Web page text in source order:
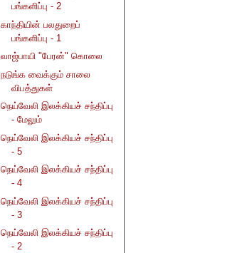
பங்களிப்பு - 2
காந்தியின் பலதுறைப்
பங்களிப்பு - 1
வாஜ்பாயி "பேரன்" கொலை
நடுங்க வைக்கும் சாலை
விபத்துகள்
நெய்வேலி இலக்கியச் சந்திப்பு
- மேலும்
நெய்வேலி இலக்கியச் சந்திப்பு
- 5
நெய்வேலி இலக்கியச் சந்திப்பு
- 4
நெய்வேலி இலக்கியச் சந்திப்பு
- 3
நெய்வேலி இலக்கியச் சந்திப்பு
- 2